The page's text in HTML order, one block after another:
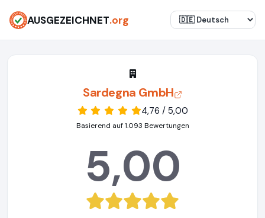
AUSGEZEICHNET.org
Sardegna GmbH
4,76 / 5,00
Basierend auf 1.093 Bewertungen
5,00